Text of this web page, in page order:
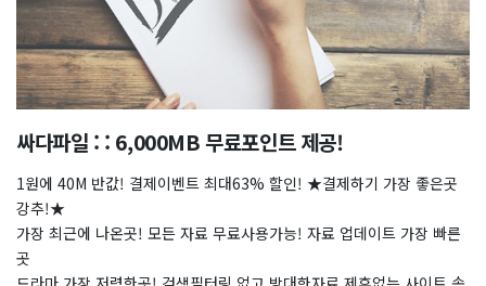
싸다파일 : : 6,000MB 무료포인트 제공!
1원에 40M 반값! 결제이벤트 최대63% 할인! ★결제하기 가장 좋은곳
강추!★
가장 최근에 나온곳! 모든 자료 무료사용가능! 자료 업데이트 가장 빠른
곳